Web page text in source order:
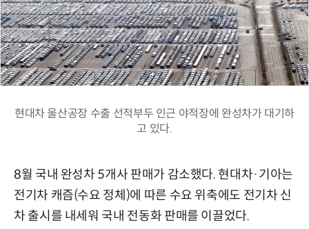
현대차 울산공장 수출 선적부두 인근 야적장에 완성차가 대기하
고 있다.
8월 국내 완성차 5개사 판매가 감소했다. 현대차·기아는
전기차 캐즘(수요 정체)에 따른 수요 위축에도 전기차 신
차 출시를 내세워 국내 전동화 판매를 이끌었다.